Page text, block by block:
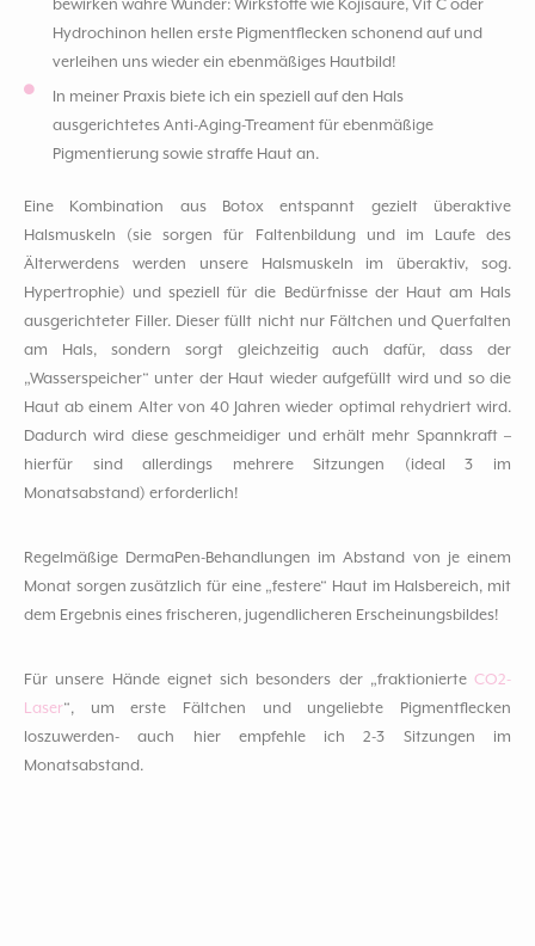
bewirken wahre Wunder: Wirkstoffe wie Kojisäure, Vit C oder
Hydrochinon hellen erste Pigmentflecken schonend auf und
verleihen uns wieder ein ebenmäßiges Hautbild!
In meiner Praxis biete ich ein speziell auf den Hals
ausgerichtetes Anti-Aging-Treament für ebenmäßige
Pigmentierung sowie straffe Haut an.
Eine Kombination aus Botox entspannt gezielt überaktive
Halsmuskeln (sie sorgen für Faltenbildung und im Laufe des
Älterwerdens werden unsere Halsmuskeln im überaktiv, sog.
Hypertrophie) und speziell für die Bedürfnisse der Haut am Hals
ausgerichteter Filler. Dieser füllt nicht nur Fältchen und Querfalten
am Hals, sondern sorgt gleichzeitig auch dafür, dass der
„Wasserspeicher“ unter der Haut wieder aufgefüllt wird und so die
Haut ab einem Alter von 40 Jahren wieder optimal rehydriert wird.
Dadurch wird diese geschmeidiger und erhält mehr Spannkraft –
hierfür sind allerdings mehrere Sitzungen (ideal 3 im
Monatsabstand) erforderlich!
Regelmäßige DermaPen-Behandlungen im Abstand von je einem
Monat sorgen zusätzlich für eine „festere“ Haut im Halsbereich, mit
dem Ergebnis eines frischeren, jugendlicheren Erscheinungsbildes!
Für unsere Hände eignet sich besonders der „fraktionierte CO2-
Laser“, um erste Fältchen und ungeliebte Pigmentflecken
loszuwerden- auch hier empfehle ich 2-3 Sitzungen im
Monatsabstand.